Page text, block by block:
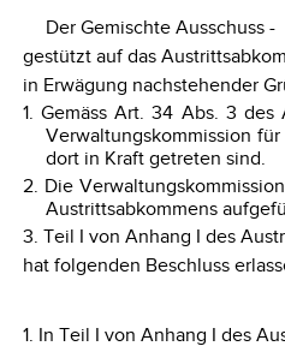
Der Gemischte Ausschuss -
gestützt auf das
in Erwägung nachstehender
1. Gemäss Art. 34 Abs. 3
Verwaltungskommission
dort in Kraft getreten sind.
2. Die
Austrittsabkommens
3. Teil I von Anhang I des
hat folgenden Beschluss
1. In Teil I von Anhang I des